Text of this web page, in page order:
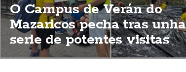
O Campus de Verán do
Mazaricos pecha tras unha
serie de potentes visitas